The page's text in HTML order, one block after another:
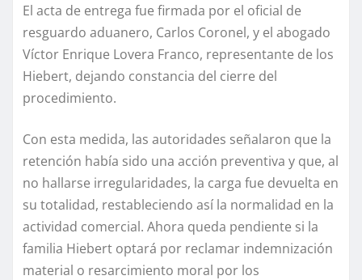
El acta de entrega fue firmada por el oficial de
resguardo aduanero, Carlos Coronel, y el abogado
Víctor Enrique Lovera Franco, representante de los
Hiebert, dejando constancia del cierre del
procedimiento.
Con esta medida, las autoridades señalaron que la
retención había sido una acción preventiva y que, al
no hallarse irregularidades, la carga fue devuelta en
su totalidad, restableciendo así la normalidad en la
actividad comercial. Ahora queda pendiente si la
familia Hiebert optará por reclamar indemnización
material o resarcimiento moral por los